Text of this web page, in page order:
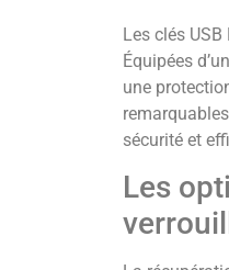
Les clés
Équipées
une
sécurité et
Les